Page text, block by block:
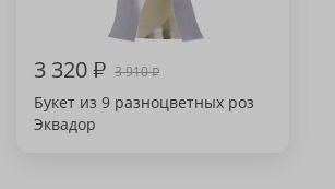
3 320₽ 3 910₽
Букет из 9 разноцветных роз
Эквадор